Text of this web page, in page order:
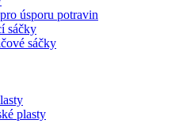
úsporu potravin
sáčky
sáčky
plasty